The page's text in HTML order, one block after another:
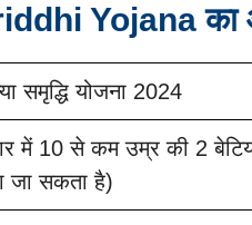
Yojana का
समृद्धि योजना 2024
में 10 से कम उम्र की 2
जा सकता है)